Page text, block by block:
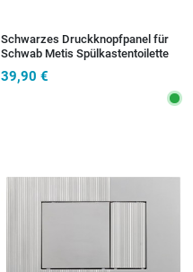
Schwarzes Druckknopfpanel für
Schwab Metis Spülkastentoilette
39,90 €